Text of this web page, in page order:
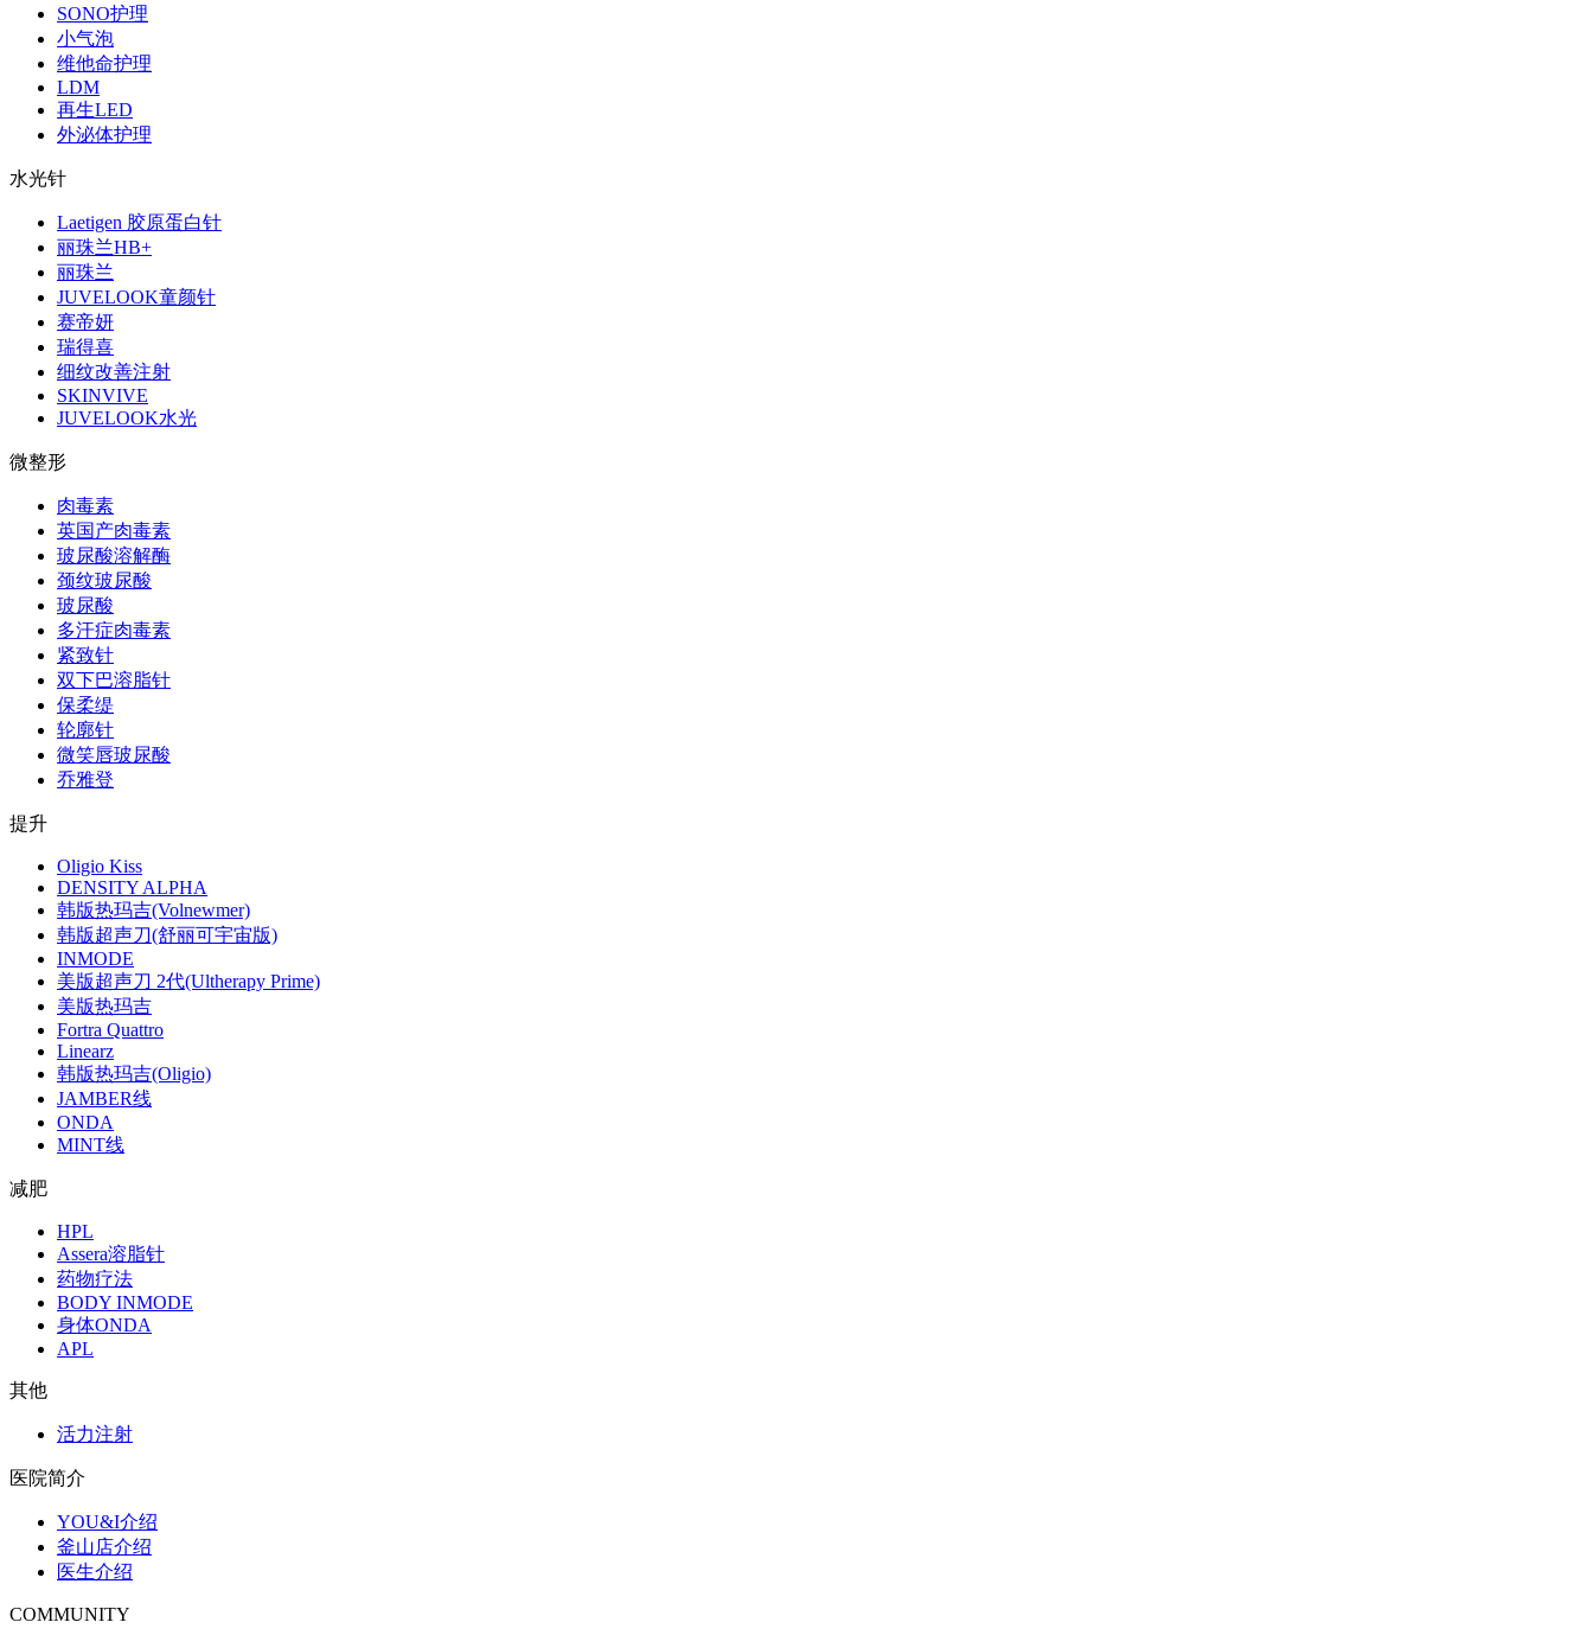
SONO护理
小气泡
维他命护理
LDM
再生LED
外泌体护理
水光针
Laetigen 胶原蛋白针
丽珠兰HB+
丽珠兰
JUVELOOK童颜针
赛帝妍
瑞得喜
细纹改善注射
SKINVIVE
JUVELOOK水光
微整形
肉毒素
英国产肉毒素
玻尿酸溶解酶
颈纹玻尿酸
玻尿酸
多汗症肉毒素
紧致针
双下巴溶脂针
保柔缇
轮廓针
微笑唇玻尿酸
乔雅登
提升
Oligio Kiss
DENSITY ALPHA
韩版热玛吉(Volnewmer)
韩版超声刀(舒丽可宇宙版)
INMODE
美版超声刀 2代(Ultherapy Prime)
美版热玛吉
Fortra Quattro
Linearz
韩版热玛吉(Oligio)
JAMBER线
ONDA
MINT线
减肥
HPL
Assera溶脂针
药物疗法
BODY INMODE
身体ONDA
APL
其他
活力注射
医院简介
YOU&I介绍
釜山店介绍
医生介绍
COMMUNITY